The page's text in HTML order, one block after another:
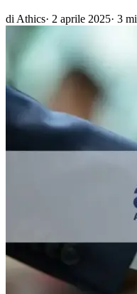
di Athics· 2 aprile 2025· 3